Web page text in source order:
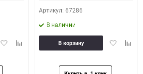
ДобавитьДобавить
Артикул: 67286
В наличии
Добавить
В корзину